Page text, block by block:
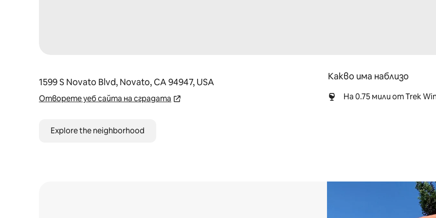
1599 S Novato Blvd, Novato, CA 94947, USA
Отворете уеб сайта на сградата
Explore the neighborhood
Какво има наблизо
На 0.75 мили от Trek